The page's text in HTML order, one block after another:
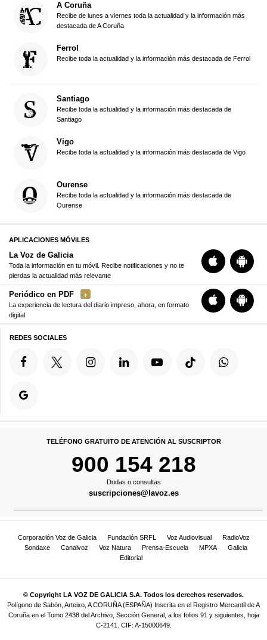
A Coruña
Recibe de lunes a viernes toda la actualidad y la información más
destacada de A Coruña
Ferrol
Recibe toda la actualidad y la información más destacada de Ferrol
Santiago
Recibe toda la actualidad y la información más destacada de
Santiago
Vigo
Recibe toda la actualidad y la información más destacada de Vigo
Ourense
Recibe toda la actualidad y la información más destacada de
Ourense
APLICACIONES MÓVILES
La Voz de Galicia
Toda la información en tu móvil. Recibe notificaciones y no te
pierdas la actualidad más relevante
Periódico en PDF
La experiencia de lectura del diario impreso, ahora, en formato
digital
REDES SOCIALES
TELÉFONO GRATUITO DE ATENCIÓN AL SUSCRIPTOR
900 154 218
Dudas o consultas
suscripciones@lavoz.es
Corporación Voz de Galicia Fundación SRFL Voz Audiovisual
RadioVoz
Sondaxe
Canalvoz Voz Natura Prensa-Escuela MPXA
Galicia
Editorial
© Copyright LA VOZ DE GALICIA S.A. Todos los derechos reservados.
Polígono de Sabón, Arteixo, A CORUÑA (ESPAÑA) Inscrita en el Registro Mercantil de A
Coruña en el Tomo 2438 del Archivo, Sección General, a los folios 91 y siguientes, hoja
C-2141. CIF: A-15000649.